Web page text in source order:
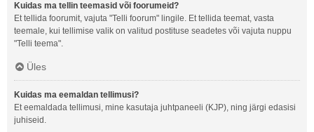
Kuidas ma tellin teemasid või foorumeid?
Et tellida foorumit, vajuta "Telli foorum" lingile. Et tellida teemat, vasta
teemale, kui tellimise valik on valitud postituse seadetes või vajuta nuppu
"Telli teema".
Üles
Kuidas ma eemaldan tellimusi?
Et eemaldada tellimusi, mine kasutaja juhtpaneeli (KJP), ning järgi edasisi
juhiseid.